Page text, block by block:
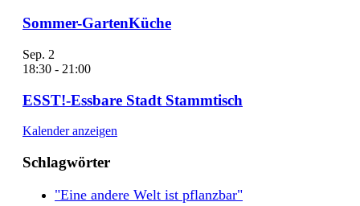
Sommer-GartenKüche
Sep. 2
18:30 - 21:00
ESST!-Essbare Stadt Stammtisch
Kalender anzeigen
Schlagwörter
"Eine andere Welt ist pflanzbar"